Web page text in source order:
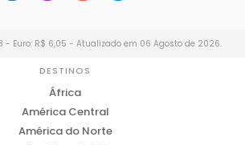
- Euro: R$ 6,05 - Atualizado em 06 Agosto de 2026.
DESTINOS
África
América Central
América do Norte